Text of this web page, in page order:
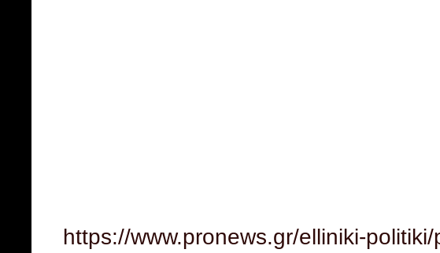
https://www.pronews.gr/elliniki-